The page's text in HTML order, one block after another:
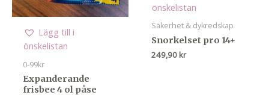
Lägg till i
önskelistan
0-99kr
Expanderande
frisbee 4 ol påse
önskelistan
Säkerhet & dykredskap
Snorkelset pro 14+
249,90 kr